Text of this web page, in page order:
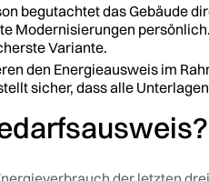
begutachtet das Gebäude
Modernisierungen
Variante.
den Energieausweis im
sicher, dass alle